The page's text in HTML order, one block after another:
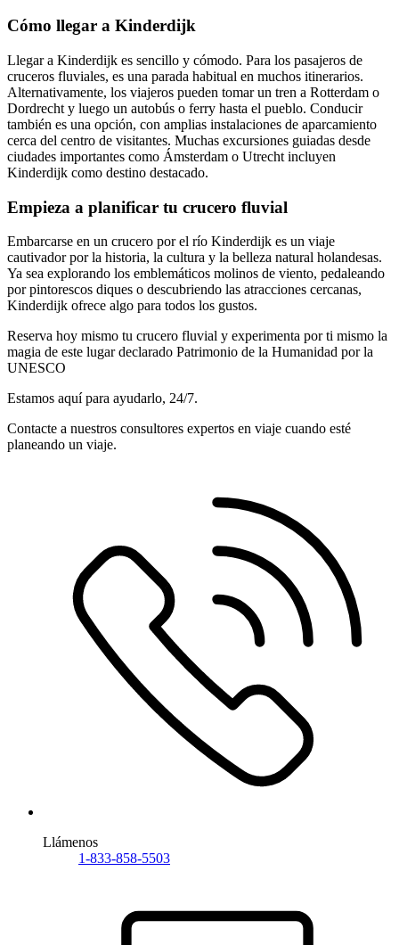
Cómo llegar a Kinderdijk
Llegar a Kinderdijk es sencillo y cómodo. Para los pasajeros de
cruceros fluviales, es una parada habitual en muchos itinerarios.
Alternativamente, los viajeros pueden tomar un tren a Rotterdam o
Dordrecht y luego un autobús o ferry hasta el pueblo. Conducir
también es una opción, con amplias instalaciones de aparcamiento
cerca del centro de visitantes. Muchas excursiones guiadas desde
ciudades importantes como Ámsterdam o Utrecht incluyen
Kinderdijk como destino destacado.
Empieza a planificar tu crucero fluvial
Embarcarse en un crucero por el río Kinderdijk es un viaje
cautivador por la historia, la cultura y la belleza natural holandesas.
Ya sea explorando los emblemáticos molinos de viento, pedaleando
por pintorescos diques o descubriendo las atracciones cercanas,
Kinderdijk ofrece algo para todos los gustos.
Reserva hoy mismo tu crucero fluvial y experimenta por ti mismo la
magia de este lugar declarado Patrimonio de la Humanidad por la
UNESCO
Estamos aquí para ayudarlo, 24/7.
Contacte a nuestros consultores expertos en viaje cuando esté
planeando un viaje.
Llámenos
1-833-858-5503